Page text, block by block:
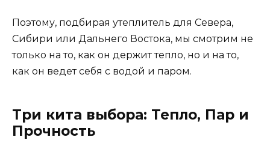
Поэтому, подбирая утеплитель для Севера,
Сибири или Дальнего Востока, мы смотрим не
только на то, как он держит тепло, но и на то,
как он ведет себя с водой и паром.
Три кита выбора: Тепло, Пар и
Прочность